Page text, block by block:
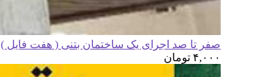
صفر تا صد اجرای یک ساختمان بتنی ( هفت فایل )
۴,۰۰۰ تومان